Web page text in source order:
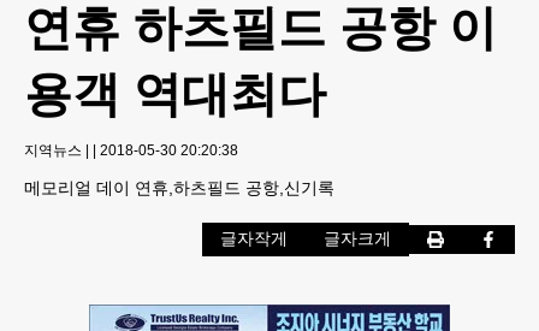
연휴 하츠필드 공항 이
용객 역대최다
지역뉴스 | | 2018-05-30 20:20:38
메모리얼 데이 연휴,하츠필드 공항,신기록
글자작게 글자크게